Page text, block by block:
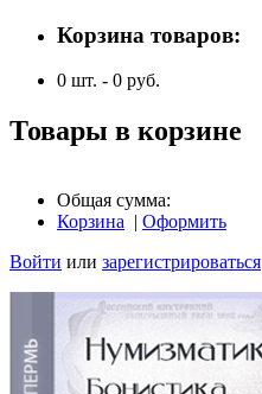
Корзина товаров:
0 шт. - 0 руб.
Товары в корзине
Общая сумма:
Корзина | Оформить
Войти или зарегистрироваться